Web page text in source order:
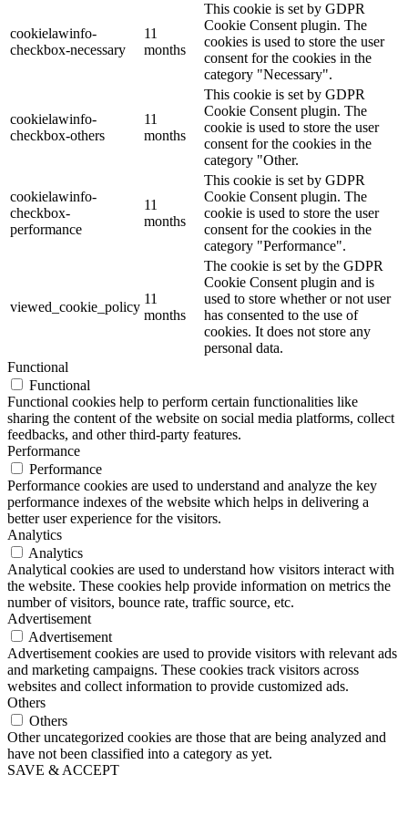
cookielawinfo-
checkbox-necessary
11
months
This cookie is set by GDPR
Cookie Consent plugin. The
cookies is used to store the user
consent for the cookies in the
category "Necessary".
cookielawinfo-
checkbox-others
11
months
This cookie is set by GDPR
Cookie Consent plugin. The
cookie is used to store the user
consent for the cookies in the
category "Other.
cookielawinfo-
checkbox-
performance
11
months
This cookie is set by GDPR
Cookie Consent plugin. The
cookie is used to store the user
consent for the cookies in the
category "Performance".
viewed_cookie_policy
11
months
The cookie is set by the GDPR
Cookie Consent plugin and is
used to store whether or not user
has consented to the use of
cookies. It does not store any
personal data.
Functional
Functional
Functional cookies help to perform certain functionalities like
sharing the content of the website on social media platforms, collect
feedbacks, and other third-party features.
Performance
Performance
Performance cookies are used to understand and analyze the key
performance indexes of the website which helps in delivering a
better user experience for the visitors.
Analytics
Analytics
Analytical cookies are used to understand how visitors interact with
the website. These cookies help provide information on metrics the
number of visitors, bounce rate, traffic source, etc.
Advertisement
Advertisement
Advertisement cookies are used to provide visitors with relevant ads
and marketing campaigns. These cookies track visitors across
websites and collect information to provide customized ads.
Others
Others
Other uncategorized cookies are those that are being analyzed and
have not been classified into a category as yet.
SAVE & ACCEPT